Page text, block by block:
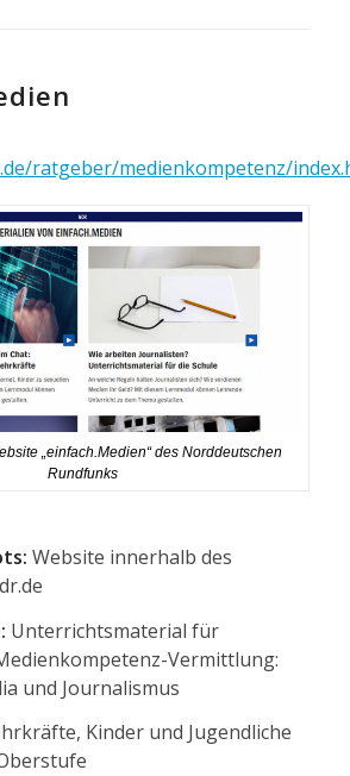
ratgeber/medienkompetenz/
„einfach.Medien“ des Norddeutschen
Rundfunks
Website innerhalb des
Unterrichtsmaterial für
Vermittlung:
und Journalismus
Kinder und Jugendliche